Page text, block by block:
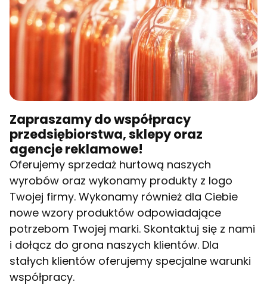
Zapraszamy do współpracy
przedsiębiorstwa, sklepy oraz
agencje reklamowe!
Oferujemy sprzedaż hurtową naszych
wyrobów oraz wykonamy produkty z logo
Twojej firmy. Wykonamy również dla Ciebie
nowe wzory produktów odpowiadające
potrzebom Twojej marki. Skontaktuj się z nami
i dołącz do grona naszych klientów. Dla
stałych klientów oferujemy specjalne warunki
współpracy.